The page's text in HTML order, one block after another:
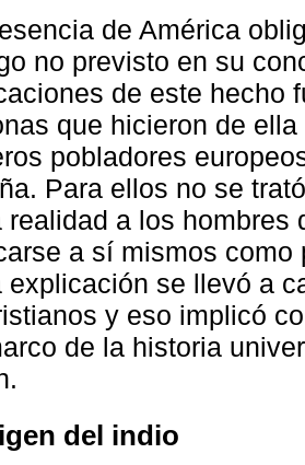
de América
no previsto en su
de este hecho
que hicieron de
pobladores
Para ellos no se
realidad a los hombres
a sí mismos como
explicación se llevó a
y eso implicó
de la historia
del indio